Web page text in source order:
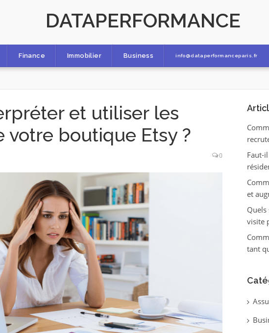
DATAPERFORMANCE
Finance Immobilier Business info@dataperformanceparis.fr
et utiliser les
votre boutique Etsy ?
0
Faut-
et
Quels
visite
tant